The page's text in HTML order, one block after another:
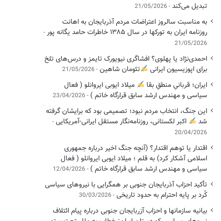
تبدیل می‌کند 21/05/2026
به مناسبت سالروز اعتراضات مردم آذربایجان به اهانت
روزنامه ایران به تورکها در سال ۱۳۸۵ خاطرات حامد یگانه پور
21/05/2026
احمدی‌نژاد یا پهلوی؟ افشاگری نیویورک تایمز و درس‌های تلخ
برای اپوزیسیون ایرانی
تئومان شاهین 21/05/2026
ایران؛ قربانیِ منطقِ بقا
میلاد ایوبی ایروانلو ( فعال
سیاسی ‌و مهندس ارشد سابق قرارگاه خاتم ) 23/04/2026
این جنگ، انتخاب مردم نبود؛ تصمیمی بود که برایشان گرفته
شد
اکبر لکستانی، روزنامه‌نگار مستقل ایرانی-آمریکایی
20/04/2026
اقتدار یا توهم اقتدار؟ (آنچه جنگ اخیر درباره جمهوری
اسلامی آشکار کرد) به قلم ؛ میلاد ایوبی ایروانلو ( فعال
سیاسی و مهندس ارشد سابق قرارگاه خاتم ) 12/04/2026
تأکید احزاب آذربایجان جنوبی بر همگرایی با نیروهای سیاسی
کُرد بر پایه احترام به حدود تاریخی 30/03/2026
بیانیه سازمانها و احزاب آزربایجان جنوبی درباره پیام ائتلاف